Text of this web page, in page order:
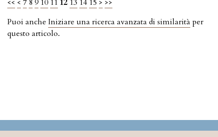
<< < 7 8 9 10 11 12 13 14 15 > >>
Puoi anche Iniziare una ricerca avanzata di similarità per
questo articolo.